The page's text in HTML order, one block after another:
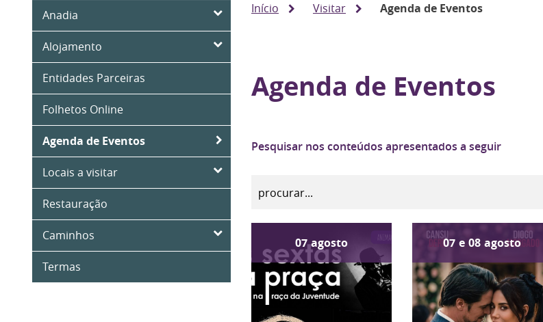
Anadia
Alojamento
Entidades Parceiras
Folhetos Online
Agenda de Eventos
Locais a visitar
Restauração
Caminhos
Termas
Início Visitar Agenda de Eventos
Agenda de Eventos
Pesquisar nos conteúdos apresentados a seguir
07 agosto 07 e 08 agosto